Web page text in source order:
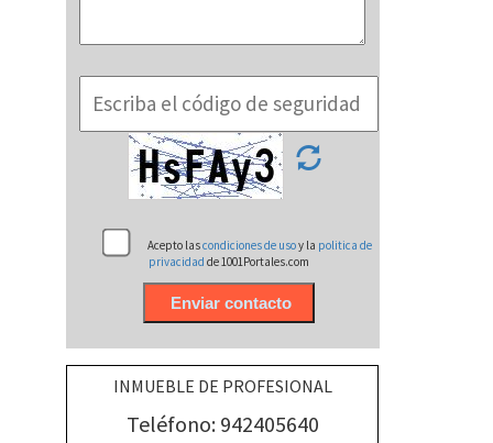
Acepto lascondiciones de usoy la politica de
privacidadde 1001Portales.com
INMUEBLE DE PROFESIONAL
Teléfono: 942405640